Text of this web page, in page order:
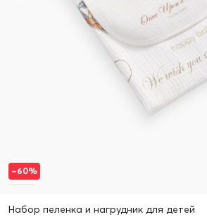
Набор пеленка и нагрудник для детей
–60%